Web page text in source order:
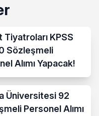
Tiyatroları KPSS
Sözleşmeli
Alımı Yapacak!
Üniversitesi 92
Personel Alımı